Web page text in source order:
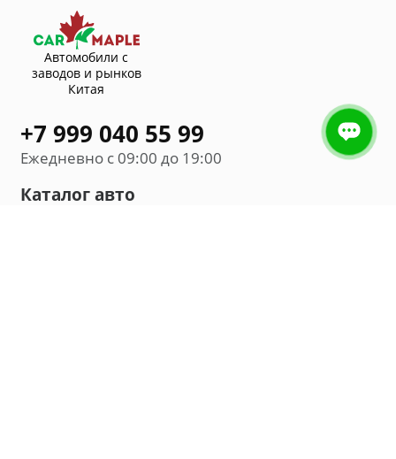
Автомобили с
заводов и рынков
Китая
+7 999 040 55 99
Ежедневно с 09:00 до 19:00
Каталог авто